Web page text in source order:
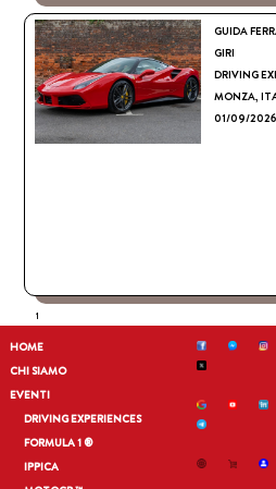
GUIDA
GIRI
DRIVING
MONZA,
01/09/
1
HOME
CHI SIAMO
EVENTI
DRIVING EXPERIENCES
FORMULA 1 ®
IPPICA